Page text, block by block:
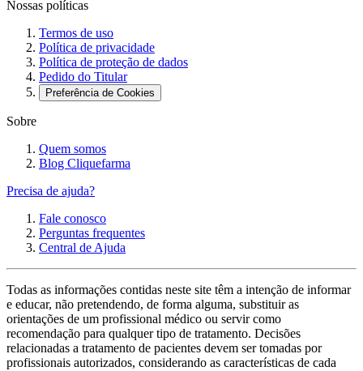
Nossas políticas
Termos de uso
Política de privacidade
Política de proteção de dados
Pedido do Titular
Preferência de Cookies
Sobre
Quem somos
Blog Cliquefarma
Precisa de ajuda?
Fale conosco
Perguntas frequentes
Central de Ajuda
Todas as informações contidas neste site têm a intenção de informar
e educar, não pretendendo, de forma alguma, substituir as
orientações de um profissional médico ou servir como
recomendação para qualquer tipo de tratamento. Decisões
relacionadas a tratamento de pacientes devem ser tomadas por
profissionais autorizados, considerando as características de cada